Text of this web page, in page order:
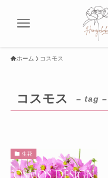
ホーム コスモス
コスモス – tag –
生花